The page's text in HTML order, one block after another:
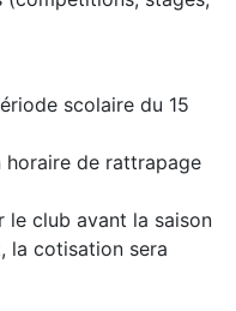
scolaire du 15
de rattrapage
club avant la saison
la cotisation sera